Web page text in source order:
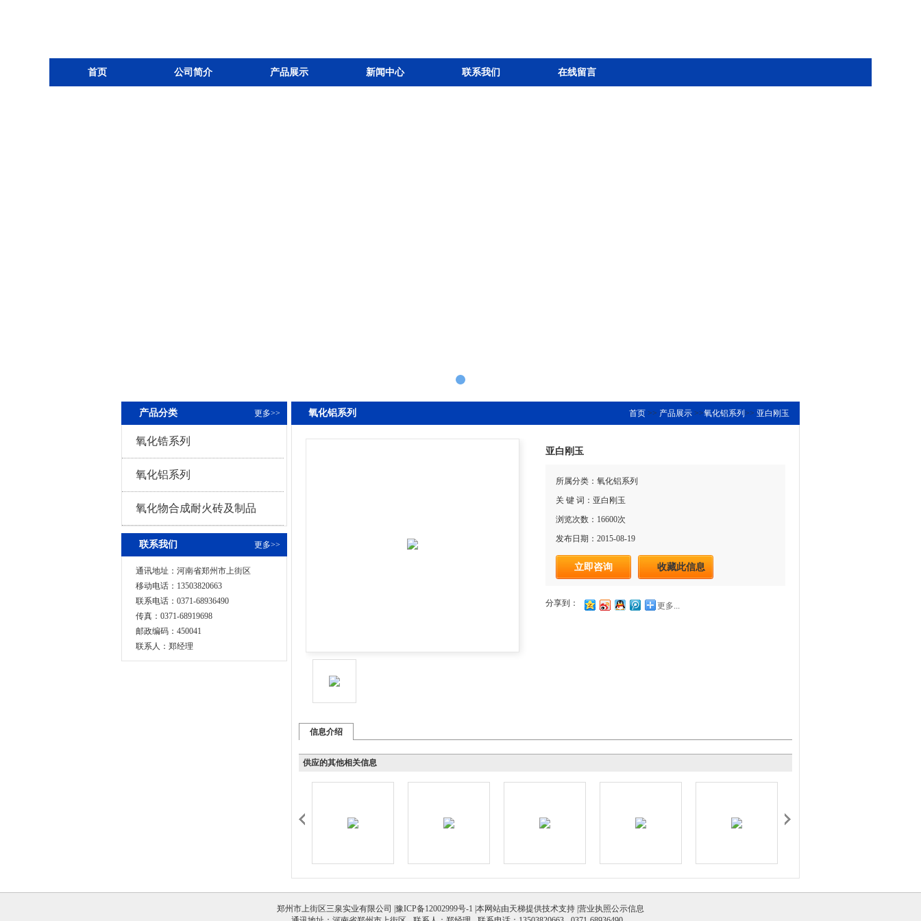
首页 公司简介 产品展示 新闻中心 联系我们 在线留言
更多>>
产品分类
氧化锆系列
氧化铝系列
氧化物合成耐火砖及制品
更多>>
联系我们
通讯地址：河南省郑州市上街区
移动电话：13503820663
联系电话： 0371-68936490
传真：0371-68919698
邮政编码：450041
联系人：郑经理
首页 >> 产品展示 >>氧化铝系列 >> 亚白刚玉
氧化铝系列
亚白刚玉
所属分类：氧化铝系列
关 键 词：亚白刚玉
浏览次数：16600次
发布日期：2015-08-19
立即咨询 收藏此信息
分享到： 更多...
信息介绍
供应的其他相关信息
郑州市上街区三泉实业有限公司 | 豫ICP备12002999号-1 |本网站由天梯提供技术支持 |营业执照公示信息